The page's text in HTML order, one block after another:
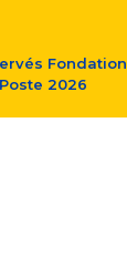
Fondation
2026